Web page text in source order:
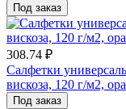
Под заказ
308.74 ₽
Салфетки
вискоза, 120 г/м2,
Под заказ